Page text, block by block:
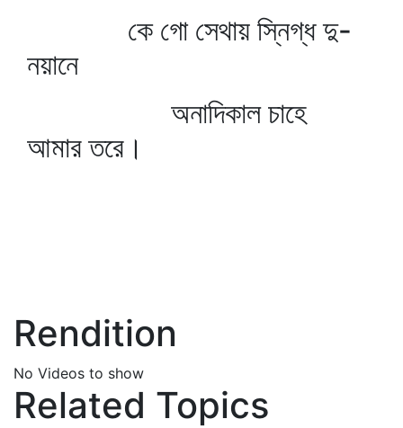
কে গো সেথায় স্নিগ্ধ দু-
নয়ানে
অনাদিকাল চাহে
আমার তরে।
Rendition
No Videos to show
Related Topics